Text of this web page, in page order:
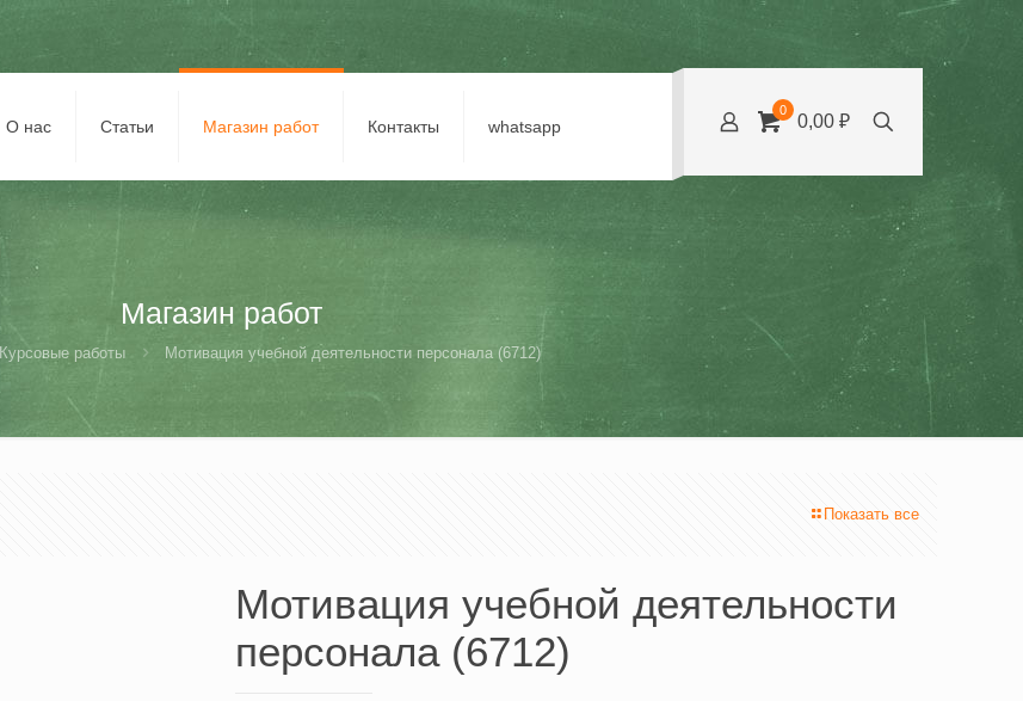
О нас Статьи Магазин работ Контакты whatsapp
0
0,00 ₽
Магазин работ
Курсовые работы Мотивация учебной деятельности персонала (6712)
Показать все
Мотивация учебной деятельности
персонала (6712)